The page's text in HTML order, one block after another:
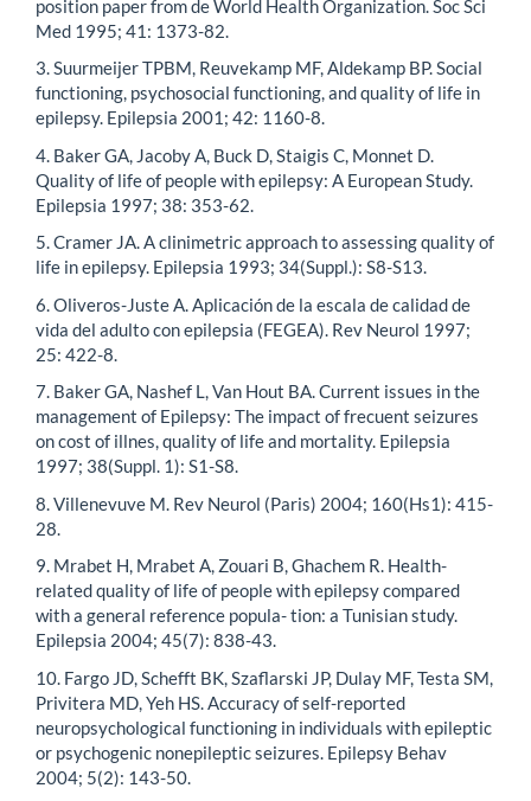
position paper from de World Health Organization. Soc Sci
Med 1995; 41: 1373-82.
3. Suurmeijer TPBM, Reuvekamp MF, Aldekamp BP. Social
functioning, psychosocial functioning, and quality of life in
epilepsy. Epilepsia 2001; 42: 1160-8.
4. Baker GA, Jacoby A, Buck D, Staigis C, Monnet D.
Quality of life of people with epilepsy: A European Study.
Epilepsia 1997; 38: 353-62.
5. Cramer JA. A clinimetric approach to assessing quality of
life in epilepsy. Epilepsia 1993; 34(Suppl.): S8-S13.
6. Oliveros-Juste A. Aplicación de la escala de calidad de
vida del adulto con epilepsia (FEGEA). Rev Neurol 1997;
25: 422-8.
7. Baker GA, Nashef L, Van Hout BA. Current issues in the
management of Epilepsy: The impact of frecuent seizures
on cost of illnes, quality of life and mortality. Epilepsia
1997; 38(Suppl. 1): S1-S8.
8. Villenevuve M. Rev Neurol (Paris) 2004; 160(Hs1): 415-
28.
9. Mrabet H, Mrabet A, Zouari B, Ghachem R. Health-
related quality of life of people with epilepsy compared
with a general reference popula- tion: a Tunisian study.
Epilepsia 2004; 45(7): 838-43.
10. Fargo JD, Schefft BK, Szaflarski JP, Dulay MF, Testa SM,
Privitera MD, Yeh HS. Accuracy of self-reported
neuropsychological functioning in individuals with epileptic
or psychogenic nonepileptic seizures. Epilepsy Behav
2004; 5(2): 143-50.